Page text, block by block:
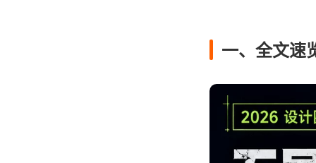
一、全文速